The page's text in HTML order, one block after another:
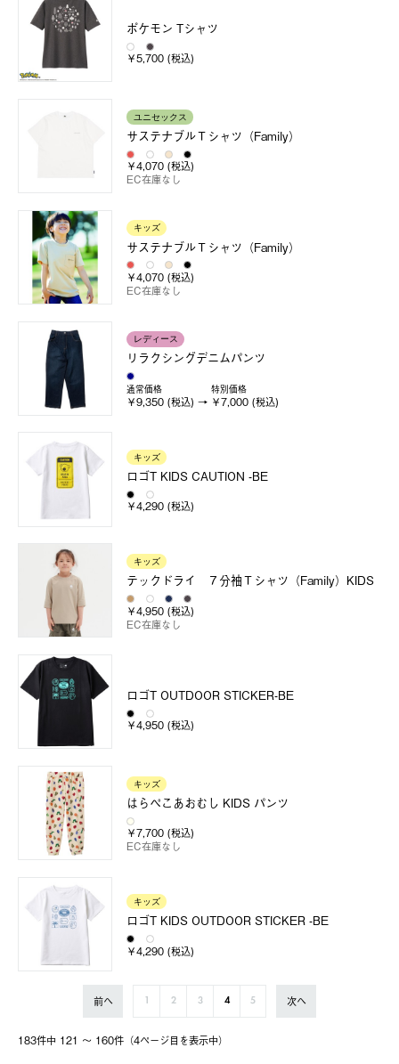
ポケモン Tシャツ
￥5,700 (税込)
ユニセックス
サステナブルＴシャツ（Family）
￥4,070 (税込)
EC在庫なし
キッズ
サステナブルＴシャツ（Family）
￥4,070 (税込)
EC在庫なし
レディース
リラクシングデニムパンツ
通常価格
￥9,350 (税込)
特別価格
￥7,000 (税込)
キッズ
ロゴT KIDS CAUTION -BE
￥4,290 (税込)
キッズ
テックドライ ７分袖Ｔシャツ（Family）KIDS
￥4,950 (税込)
EC在庫なし
ロゴT OUTDOOR STICKER-BE
￥4,950 (税込)
キッズ
はらぺこあおむし KIDS パンツ
￥7,700 (税込)
EC在庫なし
キッズ
ロゴT KIDS OUTDOOR STICKER -BE
￥4,290 (税込)
183件中 121 〜 160件（4ページ⽬を表⽰中）
前へ 2 3 4 5 次へ